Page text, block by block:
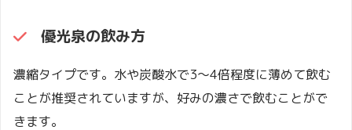
優光泉の飲み方
濃縮タイプです。水や炭酸水で3～4倍程度に薄めて飲む
ことが推奨されていますが、好みの濃さで飲むことがで
きます。